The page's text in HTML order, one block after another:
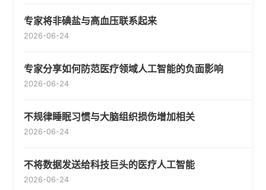
专家将非碘盐与高血压联系起来
2026-06-24
专家分享如何防范医疗领域人工智能的负面影响
2026-06-24
不规律睡眠习惯与大脑组织损伤增加相关
2026-06-24
不将数据发送给科技巨头的医疗人工智能
2026-06-24